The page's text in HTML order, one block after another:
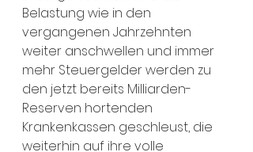
Belastung wie in den
vergangenen Jahrzehnten
weiter anschwellen und immer
mehr Steuergelder werden zu
den jetzt bereits Milliarden-
Reserven hortenden
Krankenkassen geschleust, die
weiterhin auf ihre volle